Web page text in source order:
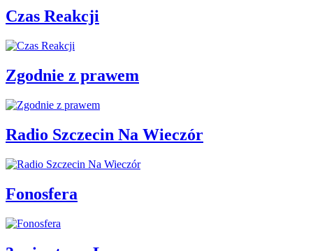
Czas Reakcji
Zgodnie z prawem
Radio Szczecin Na Wieczór
Fonosfera